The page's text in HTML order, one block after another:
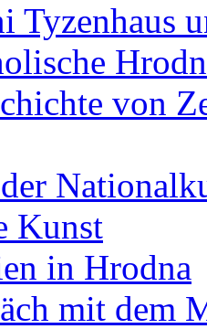
Tyzenhaus
von
Kunst
in Hrodna
mit dem